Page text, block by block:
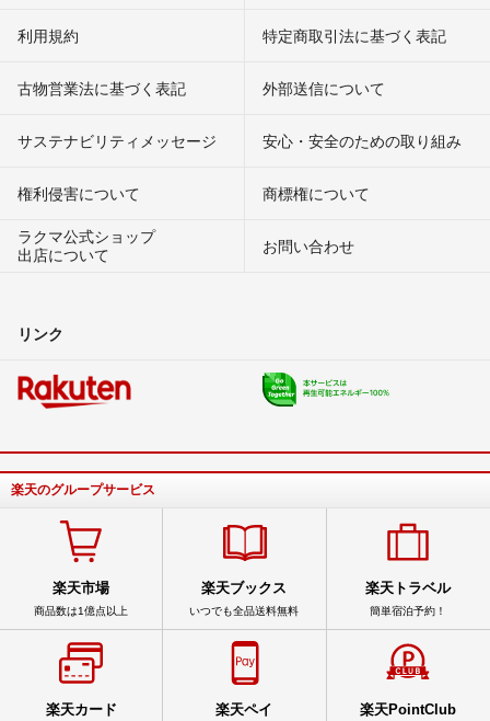
利用規約 特定商取引法に基づく表記
古物営業法に基づく表記 外部送信について
サステナビリティメッセージ 安心・安全のための取り組み
権利侵害について
商標権について
ラクマ公式ショップ
出店について
お問い合わせ
リンク
楽天のグループサービス
楽天市場
商品数は1億点以上
楽天ブックス
いつでも全品送料無料
楽天トラベル
簡単宿泊予約！
楽天カード 楽天ペイ 楽天PointClub